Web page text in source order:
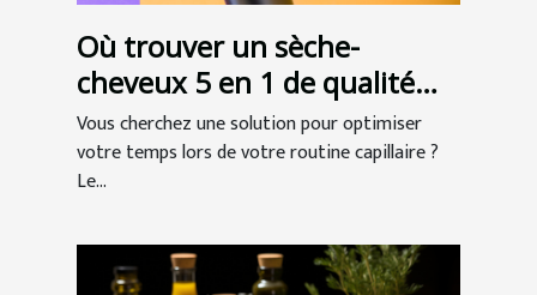
Où trouver un sèche-
cheveux 5 en 1 de qualité
professionnelle ?
Vous cherchez une solution pour optimiser
votre temps lors de votre routine capillaire ?
Le...